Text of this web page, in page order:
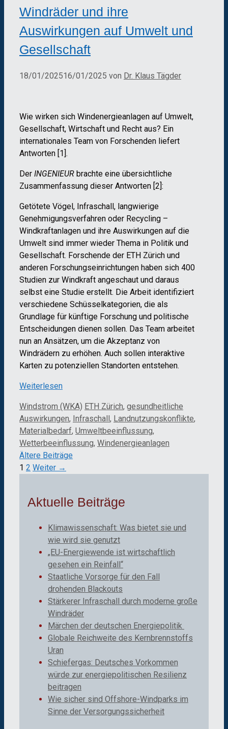
Windräder und ihre
Auswirkungen auf Umwelt und
Gesellschaft
18/01/202516/01/2025 von Dr. Klaus Tägder
Wie wirken sich Windenergieanlagen auf Umwelt,
Gesellschaft, Wirtschaft und Recht aus? Ein
internationales Team von Forschenden liefert
Antworten [1].
Der INGENIEUR brachte eine übersichtliche
Zusammenfassung dieser Antworten [2]:
Getötete Vögel, Infraschall, langwierige
Genehmigungsverfahren oder Recycling –
Windkraftanlagen und ihre Auswirkungen auf die
Umwelt sind immer wieder Thema in Politik und
Gesellschaft. Forschende der ETH Zürich und
anderen Forschungseinrichtungen haben sich 400
Studien zur Windkraft angeschaut und daraus
selbst eine Studie erstellt. Die Arbeit identifiziert
verschiedene Schüsselkategorien, die als
Grundlage für künftige Forschung und politische
Entscheidungen dienen sollen. Das Team arbeitet
nun an Ansätzen, um die Akzeptanz von
Windrädern zu erhöhen. Auch sollen interaktive
Karten zu potenziellen Standorten entstehen.
Weiterlesen
Kategorien
Windstrom (WKA) Schlagwörter
ETH Zürich, gesundheitliche
Auswirkungen, Infraschall, Landnutzungskonflikte,
Materialbedarf, Umweltbeeinflussung,
Wetterbeeinflussung, Windenergieanlagen
Ältere Beiträge
Seite
1 Seite
2 Weiter →
Aktuelle Beiträge
Klimawissenschaft: Was bietet sie und
wie wird sie genutzt
„EU-Energiewende ist wirtschaftlich
gesehen ein Reinfall“
Staatliche Vorsorge für den Fall
drohenden Blackouts
Stärkerer Infraschall durch moderne große
Windräder
Märchen der deutschen Energiepolitik
Globale Reichweite des Kernbrennstoffs
Uran
Schiefergas: Deutsches Vorkommen
würde zur energiepolitischen Resilienz
beitragen
Wie sicher sind Offshore-Windparks im
Sinne der Versorgungssicherheit